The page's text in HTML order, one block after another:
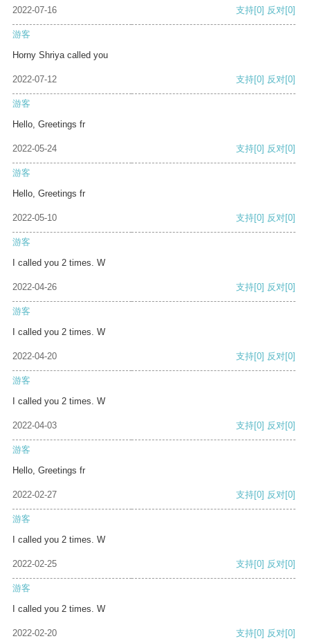
2022-07-16 支持[0] 反对[0]
游客
Horny Shriya called you
2022-07-12 支持[0] 反对[0]
游客
Hello, Greetings fr
2022-05-24 支持[0] 反对[0]
游客
Hello, Greetings fr
2022-05-10 支持[0] 反对[0]
游客
I called you 2 times. W
2022-04-26 支持[0] 反对[0]
游客
I called you 2 times. W
2022-04-20 支持[0] 反对[0]
游客
I called you 2 times. W
2022-04-03 支持[0] 反对[0]
游客
Hello, Greetings fr
2022-02-27 支持[0] 反对[0]
游客
I called you 2 times. W
2022-02-25 支持[0] 反对[0]
游客
I called you 2 times. W
2022-02-20 支持[0] 反对[0]